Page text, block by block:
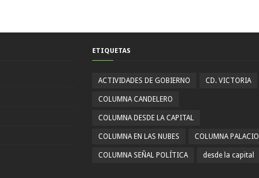
ETIQUETAS
ACTIVIDADES DE GOBIERNO CD. VICTORIA
COLUMNA CANDELERO
COLUMNA DESDE LA CAPITAL
COLUMNA EN LAS NUBES COLUMNA PALACIO
COLUMNA SEÑAL POLÍTICA desde la capital